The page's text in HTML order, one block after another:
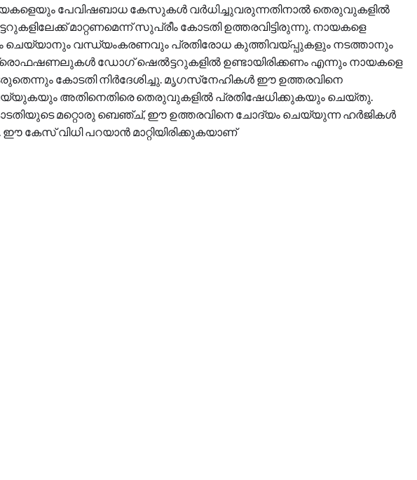
പേവിഷബാധ കേസുകൾ വർധിച്ചുവരുന്നതിനാൽ തെരുവുകളിൽ
മാറ്റണമെന്ന് സുപ്രീം കോടതി ഉത്തരവിട്ടിരുന്നു. നായകളെ
ചെയ്യാനും വന്ധ്യംകരണവും പ്രതിരോധ കുത്തിവയ്പ്പുകളും നടത്താനും
ഡോഗ് ഷെൽട്ടറുകളിൽ ഉണ്ടായിരിക്കണം എന്നും നായകളെ
കോടതി നിർദേശിച്ചു. മൃഗസ്‌നേഹികൾ ഈ ഉത്തരവിനെ
അതിനെതിരെ തെരുവുകളിൽ പ്രതിഷേധിക്കുകയും ചെയ്തു.
മറ്റൊരു ബെഞ്ച്, ഈ ഉത്തരവിനെ ചോദ്യം ചെയ്യുന്ന ഹർജികൾ
ഈ കേസ് വിധി പറയാൻ മാറ്റിയിരിക്കുകയാണ്